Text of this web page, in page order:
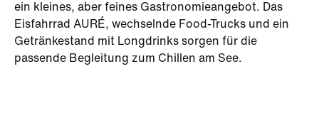
ein kleines, aber feines Gastronomieangebot. Das
Eisfahrrad AURÉ, wechselnde Food-Trucks und ein
Getränkestand mit Longdrinks sorgen für die
passende Begleitung zum Chillen am See.